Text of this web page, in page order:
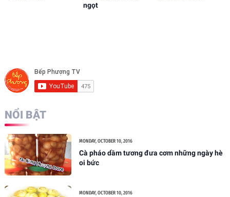
ngọt
NỔI BẬT
MONDAY, OCTOBER 10, 2016
Cà pháo dầm tương đưa cơm những ngày hè
oi bức
MONDAY, OCTOBER 10, 2016